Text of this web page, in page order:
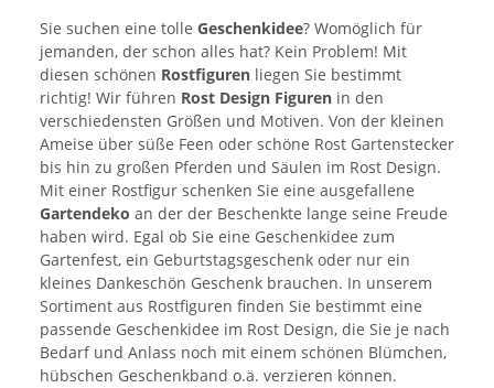
Sie suchen eine tolle Geschenkidee? Womöglich für
jemanden, der schon alles hat? Kein Problem! Mit
diesen schönen Rostfiguren liegen Sie bestimmt
richtig! Wir führen Rost Design Figuren in den
verschiedensten Größen und Motiven. Von der kleinen
Ameise über süße Feen oder schöne Rost Gartenstecker
bis hin zu großen Pferden und Säulen im Rost Design.
Mit einer Rostfigur schenken Sie eine ausgefallene
Gartendeko an der der Beschenkte lange seine Freude
haben wird. Egal ob Sie eine Geschenkidee zum
Gartenfest, ein Geburtstagsgeschenk oder nur ein
kleines Dankeschön Geschenk brauchen. In unserem
Sortiment aus Rostfiguren finden Sie bestimmt eine
passende Geschenkidee im Rost Design, die Sie je nach
Bedarf und Anlass noch mit einem schönen Blümchen,
hübschen Geschenkband o.ä. verzieren können.